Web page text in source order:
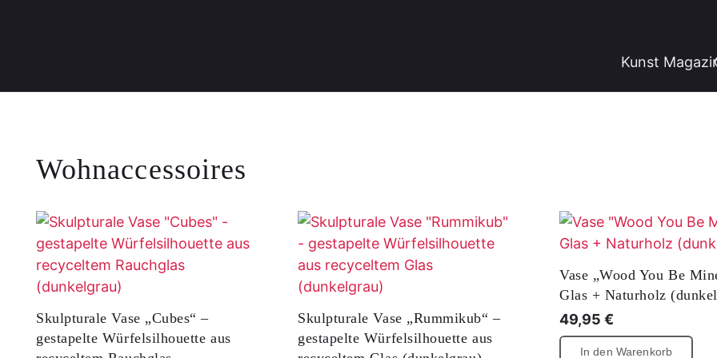
Kunst
Wohnaccessoires
Skulpturale Vase „Cubes“ –
gestapelte Würfelsilhouette aus
Skulpturale Vase „Rummikub“ –
gestapelte Würfelsilhouette aus
Vase „Wood You Be
Glas + Naturholz
49,95 €
In den Warenkorb